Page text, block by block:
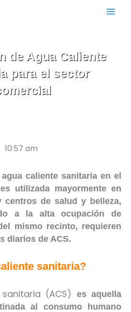
de Agua Caliente
para el sector
10:57 am
caliente sanitaria en el
utilizada mayormente en
centros de salud y belleza,
a la alta ocupación de
mismo recinto, requieren
diarios de ACS.
sanitaria?
(ACS)
es aquella
al consumo humano